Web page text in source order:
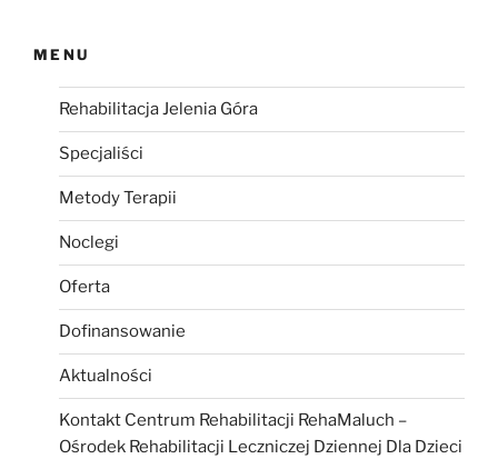
MENU
Rehabilitacja Jelenia Góra
Specjaliści
Metody Terapii
Noclegi
Oferta
Dofinansowanie
Aktualności
Kontakt Centrum Rehabilitacji RehaMaluch –
Ośrodek Rehabilitacji Leczniczej Dziennej Dla Dzieci